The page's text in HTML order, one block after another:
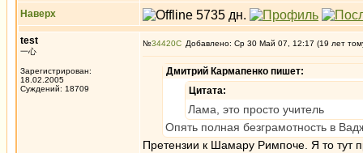
Наверх
test
一心
Зарегистрирован:
18.02.2005
Суждений: 18709
№34420 Добавлено: Ср 30 Май 07, 12:17 (19 лет
Дмитрий Кармапенко пишет:
Цитата:
Лама, это просто учитель
Опять полная безграмотность в
Претензии к Шамару Римпоче. Я то тут